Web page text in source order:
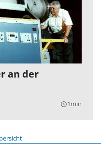
an der
query_builder1min